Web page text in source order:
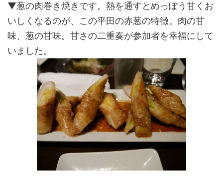
▼葱の肉巻き焼きです。熱を通すとめっぽう甘くお
いしくなるのが、この平田の赤葱の特徴。肉の甘
味、葱の甘味。甘さの二重奏が参加者を幸福にして
いました。